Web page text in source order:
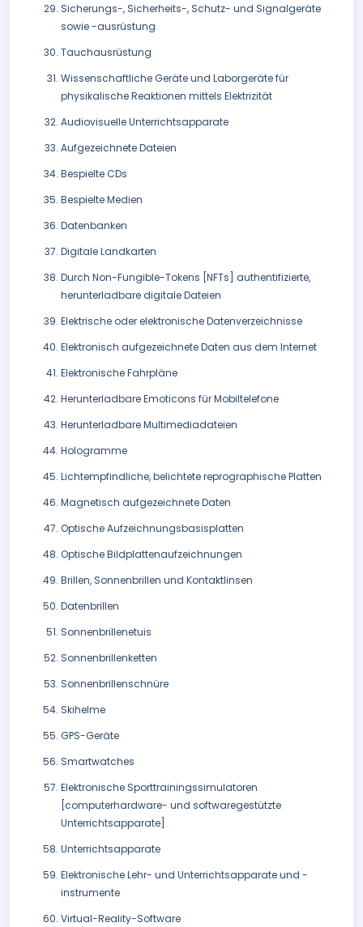
Sicherungs-, Sicherheits-, Schutz- und Signalgeräte
sowie -ausrüstung
Tauchausrüstung
Wissenschaftliche Geräte und Laborgeräte für
physikalische Reaktionen mittels Elektrizität
Audiovisuelle Unterrichtsapparate
Aufgezeichnete Dateien
Bespielte CDs
Bespielte Medien
Datenbanken
Digitale Landkarten
Durch Non-Fungible-Tokens [NFTs] authentifizierte,
herunterladbare digitale Dateien
Elektrische oder elektronische Datenverzeichnisse
Elektronisch aufgezeichnete Daten aus dem Internet
Elektronische Fahrpläne
Herunterladbare Emoticons für Mobiltelefone
Herunterladbare Multimediadateien
Hologramme
Lichtempfindliche, belichtete reprographische Platten
Magnetisch aufgezeichnete Daten
Optische Aufzeichnungsbasisplatten
Optische Bildplattenaufzeichnungen
Brillen, Sonnenbrillen und Kontaktlinsen
Datenbrillen
Sonnenbrillenetuis
Sonnenbrillenketten
Sonnenbrillenschnüre
Skihelme
GPS-Geräte
Smartwatches
Elektronische Sporttrainingssimulatoren
[computerhardware- und softwaregestützte
Unterrichtsapparate]
Unterrichtsapparate
Elektronische Lehr- und Unterrichtsapparate und -
instrumente
Virtual-Reality-Software